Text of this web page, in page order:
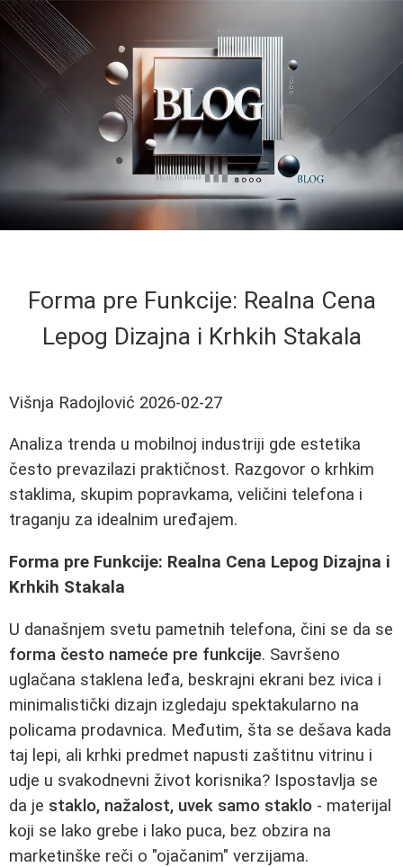
Forma pre Funkcije: Realna Cena
Lepog Dizajna i Krhkih Stakala
Višnja Radojlović 2026-02-27
Analiza trenda u mobilnoj industriji gde estetika
često prevazilazi praktičnost. Razgovor o krhkim
staklima, skupim popravkama, veličini telefona i
traganju za idealnim uređajem.
Forma pre Funkcije: Realna Cena Lepog Dizajna i
Krhkih Stakala
U današnjem svetu pametnih telefona, čini se da se
forma često nameće pre funkcije. Savršeno
uglačana staklena leđa, beskrajni ekrani bez ivica i
minimalistički dizajn izgledaju spektakularno na
policama prodavnica. Međutim, šta se dešava kada
taj lepi, ali krhki predmet napusti zaštitnu vitrinu i
udje u svakodnevni život korisnika? Ispostavlja se
da je staklo, nažalost, uvek samo staklo - materijal
koji se lako grebe i lako puca, bez obzira na
marketinške reči o "ojačanim" verzijama.